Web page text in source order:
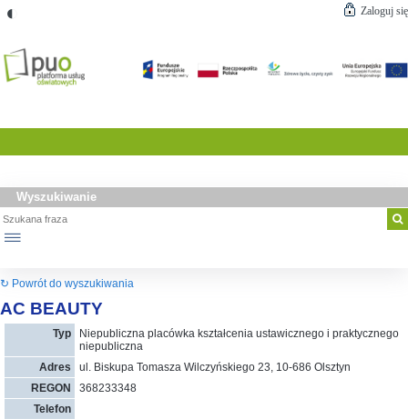
◐ Zaloguj się
Wyszukiwanie
☰
↻ Powrót do wyszukiwania
AC BEAUTY
Typ
Niepubliczna placówka kształcenia ustawicznego i praktycznego
niepubliczna
Adres
ul. Biskupa Tomasza Wilczyńskiego 23, 10-686 Olsztyn
REGON
368233348
Telefon